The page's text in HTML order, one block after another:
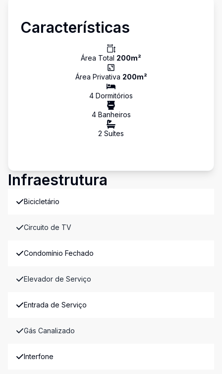
Características
Área Total 200m²
Área Privativa 200m²
4 Dormitórios
4Banheiros
2 Suítes
Infraestrutura
Bicicletário
Circuito de TV
Condomínio Fechado
Elevador de Serviço
Entrada de Serviço
Gás Canalizado
Interfone